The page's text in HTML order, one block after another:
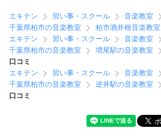
エキテン 習い事・スクール 音楽教室
千葉県柏市の音楽教室
柏市酒井根音楽教室
エキテン
習い事・スクール 音楽教室
千葉県柏市の音楽教室
増尾駅の音楽教室
口コミ
エキテン
習い事・スクール 音楽教室
千葉県柏市の音楽教室
逆井駅の音楽教室
口コミ